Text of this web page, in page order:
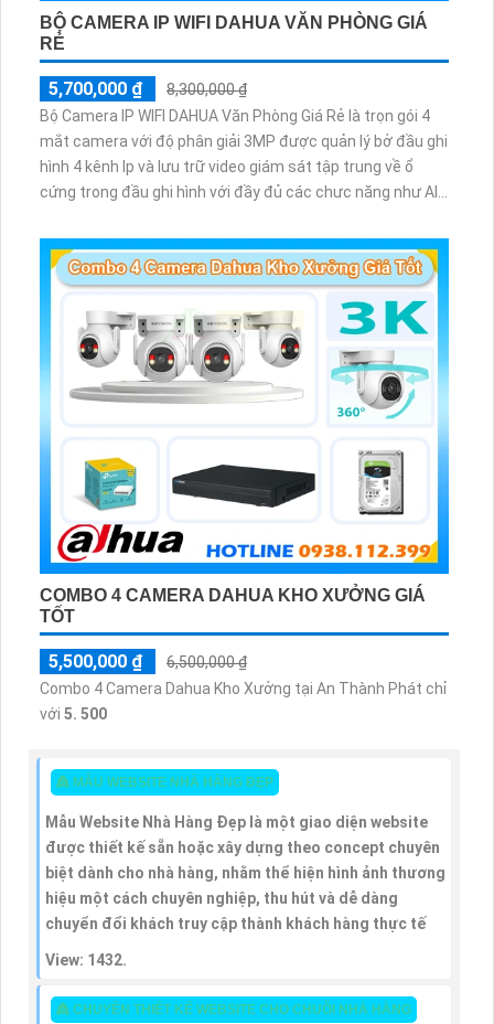
BỘ CAMERA IP WIFI DAHUA VĂN PHÒNG GIÁ
RẺ
5,700,000 ₫
8,300,000 ₫
Bộ Camera IP WIFI DAHUA Văn Phòng Giá Rẻ là trọn gói 4
mắt camera với độ phân giải 3MP được quản lý bở đầu ghi
hình 4 kênh Ip và lưu trữ video giám sát tập trung về ổ
cứng trong đầu ghi hình với đầy đủ các chưc năng như AI
giám sát có màu vào ban đêm
COMBO 4 CAMERA DAHUA KHO XƯỞNG GIÁ
TỐT
5,500,000 ₫
6,500,000 ₫
Combo 4 Camera Dahua Kho Xưởng tại An Thành Phát chỉ
với 5. 500
👸 MẪU WEBSITE NHÀ HÀNG ĐẸP
Mẫu Website Nhà Hàng Đẹp là một giao diện website
được thiết kế sẵn hoặc xây dựng theo concept chuyên
biệt dành cho nhà hàng, nhằm thể hiện hình ảnh thương
hiệu một cách chuyên nghiệp, thu hút và dễ dàng
chuyển đổi khách truy cập thành khách hàng thực tế
View: 1432.
👸 CHUYÊN THIẾT KẾ WEBSITE CHO CHUỖI NHÀ HÀNG